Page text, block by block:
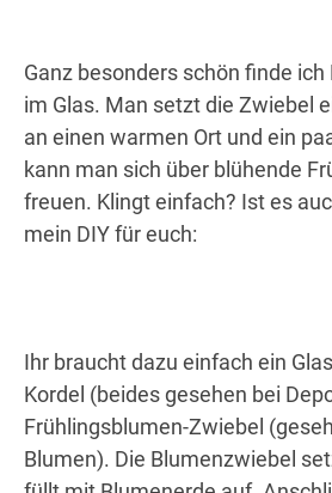
Ganz besonders schön finde
im Glas. Man setzt die Zwiebel
an einen warmen Ort und ein
kann man sich über blühende
freuen. Klingt einfach? Ist es
mein DIY für euch:
Ihr braucht dazu einfach ein
Kordel (beides gesehen bei
Frühlingsblumen-Zwiebel
Blumen). Die Blumenzwiebel